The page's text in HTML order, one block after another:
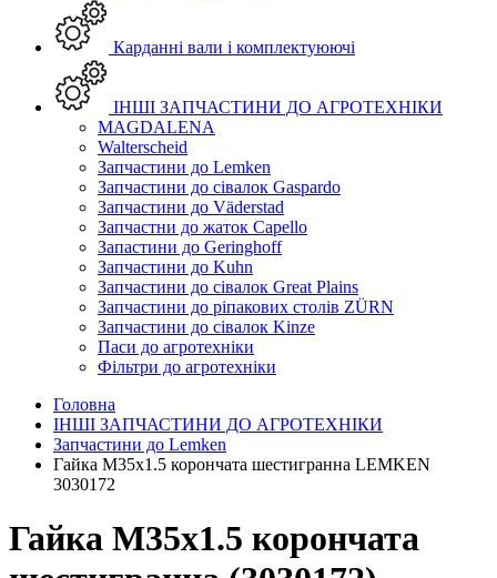
Карданні вали і комплектуюючі
ІНШІ ЗАПЧАСТИНИ ДО АГРОТЕХНІКИ
MAGDALENA
Walterscheid
Запчастини до Lemken
Запчастини до сівалок Gaspardo
Запчастини до Väderstad
Запчастни до жаток Capello
Запастини до Geringhoff
Запчастини до Kuhn
Запчастини до сівалок Great Plains
Запчастини до ріпакових столів ZÜRN
Запчастини до сівалок Kinze
Паси до агротехніки
Фільтри до агротехніки
Головна
ІНШІ ЗАПЧАСТИНИ ДО АГРОТЕХНІКИ
Запчастини до Lemken
Гайка М35х1.5 корончата шестигранна LEMKEN
3030172
Гайка М35х1.5 корончата